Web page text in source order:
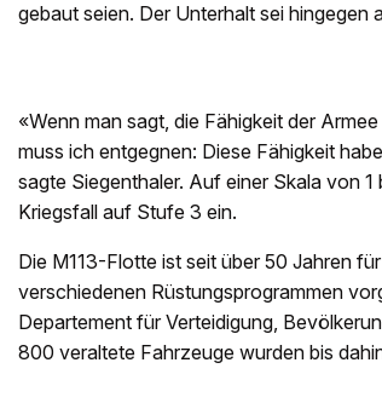
gebaut seien. Der Unterhalt sei hingegen
«Wenn man sagt, die Fähigkeit der
muss ich entgegnen: Diese Fähigkeit
sagte Siegenthaler. Auf einer Skala von
Kriegsfall auf Stufe 3 ein.
Die M113-Flotte ist seit über 50 Jahren
verschiedenen Rüstungsprogrammen
Departement für Verteidigung,
800 veraltete Fahrzeuge wurden bis